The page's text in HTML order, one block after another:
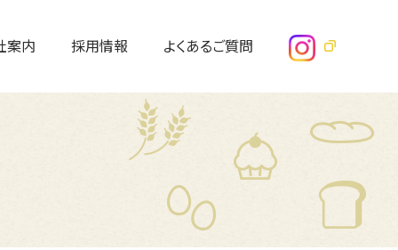
案内 採用情報 よくあるご質問